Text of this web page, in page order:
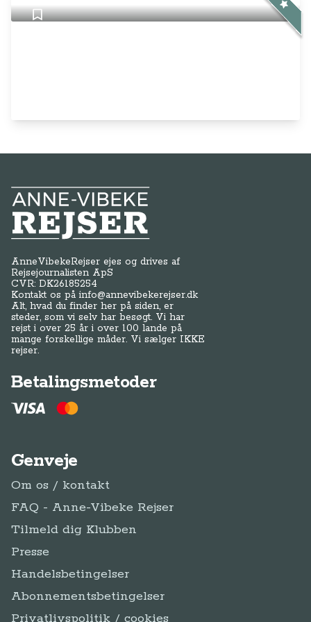
Anne-Vibeke Rejser
AnneVibekeRejser ejes og drives af
Rejsejournalisten ApS
CVR: DK26185254
Kontakt os påinfo@annevibekerejser.dk
Alt, hvad du finder her på siden, er
steder, som vi selv har besøgt. Vi har
rejst i over 25 år i over 100 lande på
mange forskellige måder. Vi sælger IKKE
rejser.
Betalingsmetoder
Genveje
Om os / kontakt
FAQ - Anne-Vibeke Rejser
Tilmeld dig Klubben
Presse
Handelsbetingelser
Abonnementsbetingelser
Privatlivspolitik / cookies